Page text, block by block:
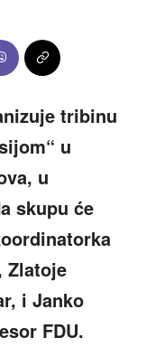
tribinu
u
u
skupu će
Zlatoje
i Janko
FDU.